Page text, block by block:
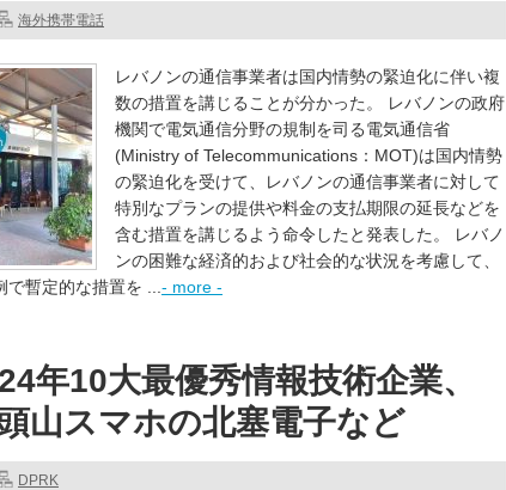
海外携帯電話
レバノンの通信事業者は国内情勢の緊迫化に伴い複
数の措置を講じることが分かった。 レバノンの政府
機関で電気通信分野の規制を司る電気通信省
(Ministry of Telecommunications：MOT)は国内情勢
の緊迫化を受けて、レバノンの通信事業者に対して
特別なプランの提供や料金の支払期限の延長などを
含む措置を講じるよう命令したと発表した。 レバノ
ンの困難な経済的および社会的な状況を考慮して、
暫定的な措置を ... - more -
年10大最優秀情報技術企業、
山スマホの北塞電子など
DPRK